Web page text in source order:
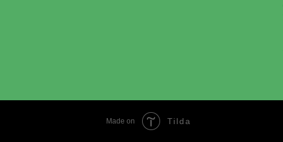
Made on Tilda